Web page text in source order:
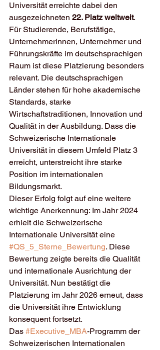
Universität erreichte dabei den
ausgezeichneten 22. Platz weltweit.
Für Studierende, Berufstätige,
Unternehmerinnen, Unternehmer und
Führungskräfte im deutschsprachigen
Raum ist diese Platzierung besonders
relevant. Die deutschsprachigen
Länder stehen für hohe akademische
Standards, starke
Wirtschaftstraditionen, Innovation und
Qualität in der Ausbildung. Dass die
Schweizerische Internationale
Universität in diesem Umfeld Platz 3
erreicht, unterstreicht ihre starke
Position im internationalen
Bildungsmarkt.
Dieser Erfolg folgt auf eine weitere
wichtige Anerkennung: Im Jahr 2024
erhielt die Schweizerische
Internationale Universität eine
#QS_5_Sterne_Bewertung. Diese
Bewertung zeigte bereits die Qualität
und internationale Ausrichtung der
Universität. Nun bestätigt die
Platzierung im Jahr 2026 erneut, dass
die Universität ihre Entwicklung
konsequent fortsetzt.
Das #Executive_MBA-Programm der
Schweizerischen Internationalen